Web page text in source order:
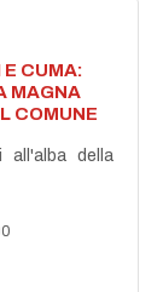
E CUMA:
MAGNA
COMUNE
all'alba della